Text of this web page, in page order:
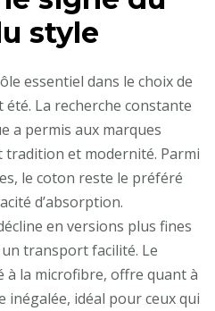
style
essentiel dans le choix de
La recherche constante
a permis aux marques
tradition et modernité. Parmi
le coton reste le préféré
d’absorption.
en versions plus fines
transport facilité. Le
à la microfibre, offre quant à
inégalée, idéal pour ceux qui